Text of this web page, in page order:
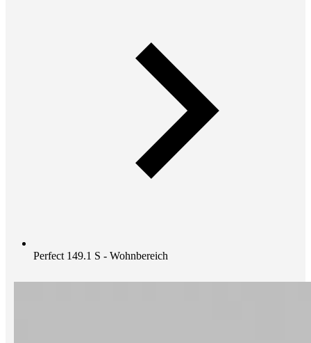
Perfect 149.1 S - Wohnbereich